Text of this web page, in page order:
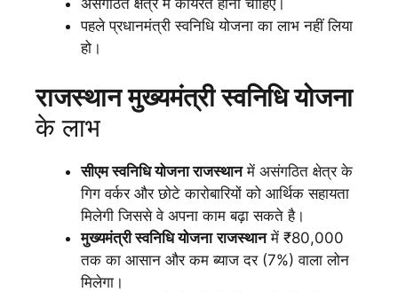
असंगठित क्षेत्र में कार्यरत होना चाहिए।
पहले प्रधानमंत्री स्वनिधि योजना का लाभ नहीं लिया
हो।
राजस्थान मुख्यमंत्री स्वनिधि योजना
के लाभ
सीएम स्वनिधि योजना राजस्थानमें असंगठित क्षेत्र के
गिग वर्कर और छोटे कारोबारियों को आर्थिक सहायता
मिलेगी जिससे वे अपना काम बढ़ा सकते है।
मुख्यमंत्री स्वनिधि योजना राजस्थानमें ₹80,000
तक का आसान और कम ब्याज दर (7%) वाला लोन
मिलेगा।